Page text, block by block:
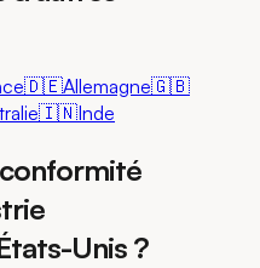
🇩🇪Allemagne🇬🇧
🇮🇳Inde
Unis ?